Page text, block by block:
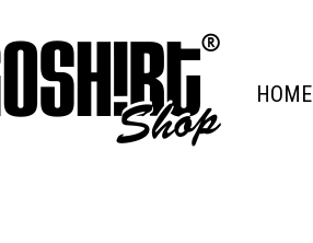
HOME